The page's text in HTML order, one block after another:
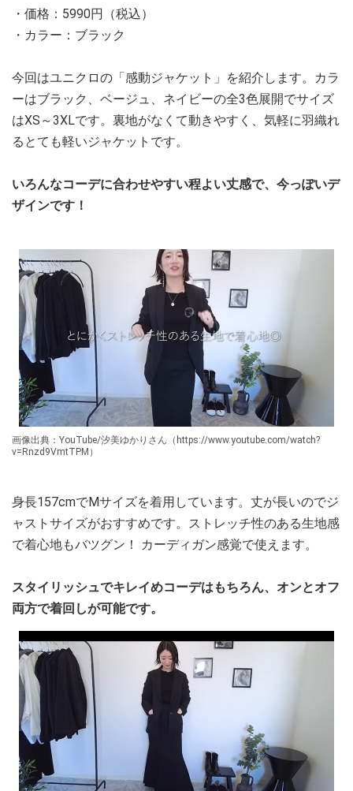
・価格：5990円（税込）
・カラー：ブラック
今回はユニクロの「感動ジャケット」を紹介します。カラ
ーはブラック、ベージュ、ネイビーの全3色展開でサイズ
はXS～3XLです。裏地がなくて動きやすく、気軽に羽織れ
るとても軽いジャケットです。
いろんなコーデに合わせやすい程よい丈感で、今っぽいデ
ザインです！
画像出典：YouTube/汐美ゆかりさん（https://www.youtube.com/watch?
v=Rnzd9VmtTPM）
身長157cmでMサイズを着用しています。丈が長いのでジ
ャストサイズがおすすめです。ストレッチ性のある生地感
で着心地もバツグン！ カーディガン感覚で使えます。
スタイリッシュでキレイめコーデはもちろん、オンとオフ
両方で着回しが可能です。